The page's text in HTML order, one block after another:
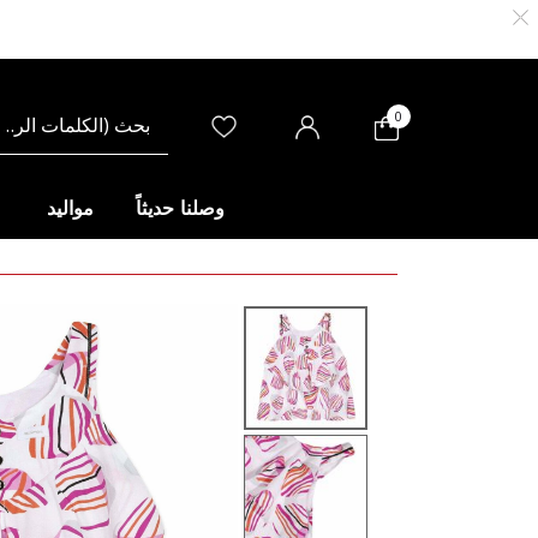
0
وصلنا حديثاً مواليد